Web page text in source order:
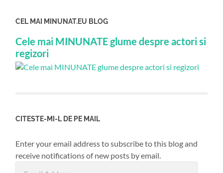
CEL MAI MINUNAT.EU BLOG
Cele mai MINUNATE glume despre actori si
regizori
CITESTE-MI-L DE PE MAIL
Enter your email address to subscribe to this blog and
receive notifications of new posts by email.